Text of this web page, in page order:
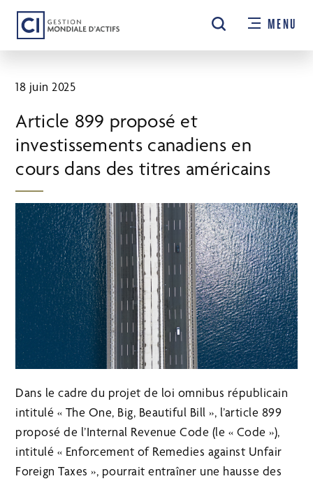
Passer
contenu
MENU
18 juin 2025
Article 899 proposé et
investissements canadiens en
cours dans des titres américains
Dans le cadre du projet de loi omnibus républicain
intitulé « The One, Big, Beautiful Bill », l’article 899
proposé de l’Internal Revenue Code (le « Code »),
intitulé « Enforcement of Remedies against Unfair
Foreign Taxes », pourrait entraîner une hausse des